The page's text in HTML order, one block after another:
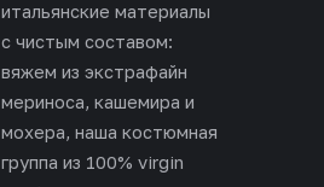
итальянские материалы
с чистым составом:
вяжем из экстрафайн
мериноса, кашемира и
мохера, наша костюмная
группа из 100% virgin